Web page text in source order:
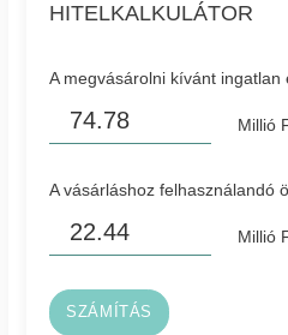
HITELKALKULÁTOR
A megvásárolni kívánt ingatlan
Millió
A vásárláshoz felhasználandó
Millió
SZÁMÍTÁS